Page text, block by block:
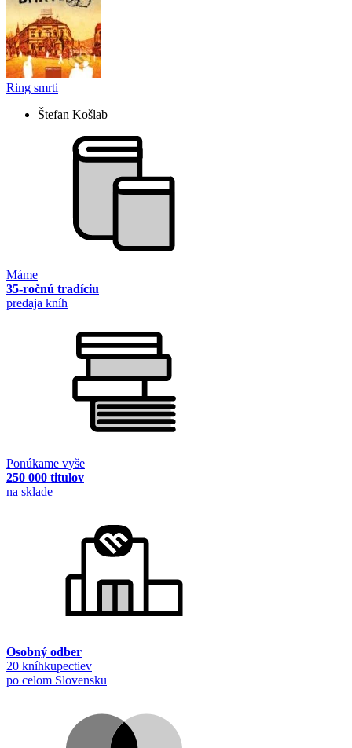
Ring smrti
Štefan Košlab
Máme
35-ročnú tradíciu
predaja kníh
Ponúkame vyše
250 000 titulov
na sklade
Osobný odber
20 kníhkupectiev
po celom Slovensku